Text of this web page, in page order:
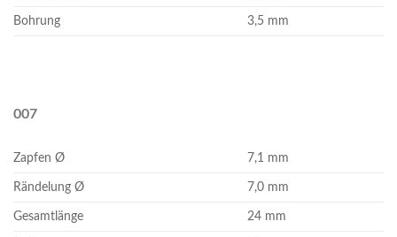
Bohrung 3,5 mm
007
Zapfen Ø 7,1 mm
Rändelung Ø 7,0 mm
Gesamtlänge 24 mm